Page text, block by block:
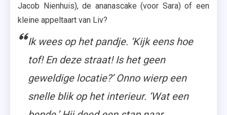
Jacob Nienhuis), de ananascake (voor Sara) of een
kleine appeltaart van Liv?
Ik wees op het pandje. ‘Kijk eens hoe
tof! En deze straat! Is het geen
geweldige locatie?’ Onno wierp een
snelle blik op het interieur. ‘Wat een